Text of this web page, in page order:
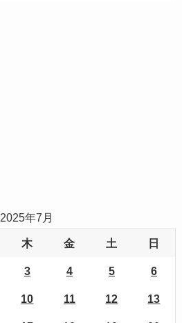
2025年7月
木 金 土 日
3 4 5 6
10 11 12 13